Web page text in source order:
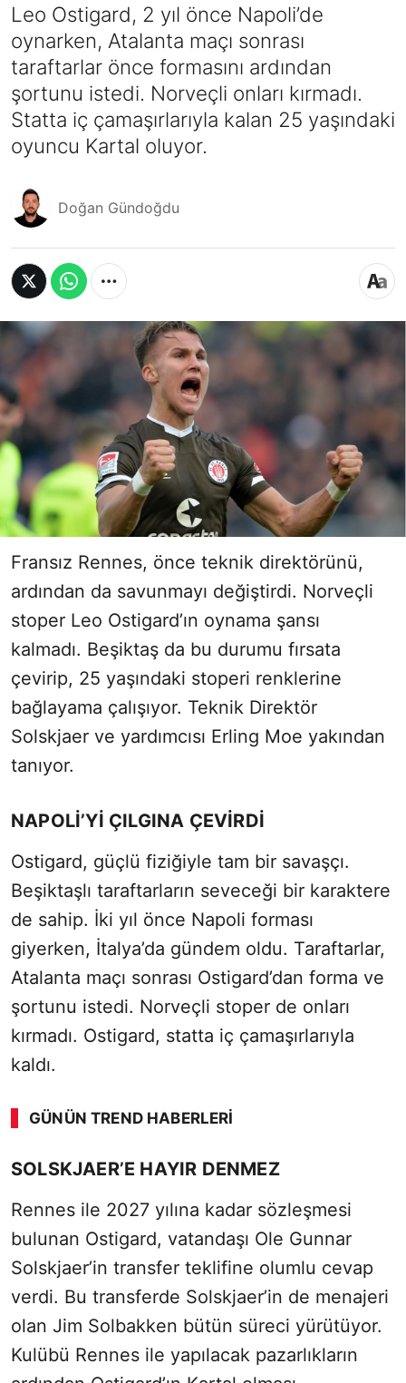
Leo Ostigard, 2 yıl önce Napoli’de
oynarken, Atalanta maçı sonrası
taraftarlar önce formasını ardından
şortunu istedi. Norveçli onları kırmadı.
Statta iç çamaşırlarıyla kalan 25 yaşındaki
oyuncu Kartal oluyor.
Doğan Gündoğdu
Fransız Rennes, önce teknik direktörünü,
ardından da savunmayı değiştirdi. Norveçli
stoper Leo Ostigard’ın oynama şansı
kalmadı. Beşiktaş da bu durumu fırsata
çevirip, 25 yaşındaki stoperi renklerine
bağlayama çalışıyor. Teknik Direktör
Solskjaer ve yardımcısı Erling Moe yakından
tanıyor.
NAPOLİ’Yİ ÇILGINA ÇEVİRDİ
Ostigard, güçlü fiziğiyle tam bir savaşçı.
Beşiktaşlı taraftarların seveceği bir karaktere
de sahip. İki yıl önce Napoli forması
giyerken, İtalya’da gündem oldu. Taraftarlar,
Atalanta maçı sonrası Ostigard’dan forma ve
şortunu istedi. Norveçli stoper de onları
kırmadı. Ostigard, statta iç çamaşırlarıyla
kaldı.
GÜNÜN TREND HABERLERI
SÖZCÜ SON DAKİKA
SOLSKJAER’E HAYIR DENMEZ
Rennes ile 2027 yılına kadar sözleşmesi
bulunan Ostigard, vatandaşı Ole Gunnar
Solskjaer’in transfer teklifine olumlu cevap
verdi. Bu transferde Solskjaer’in de menajeri
olan Jim Solbakken bütün süreci yürütüyor.
Kulübü Rennes ile yapılacak pazarlıkların